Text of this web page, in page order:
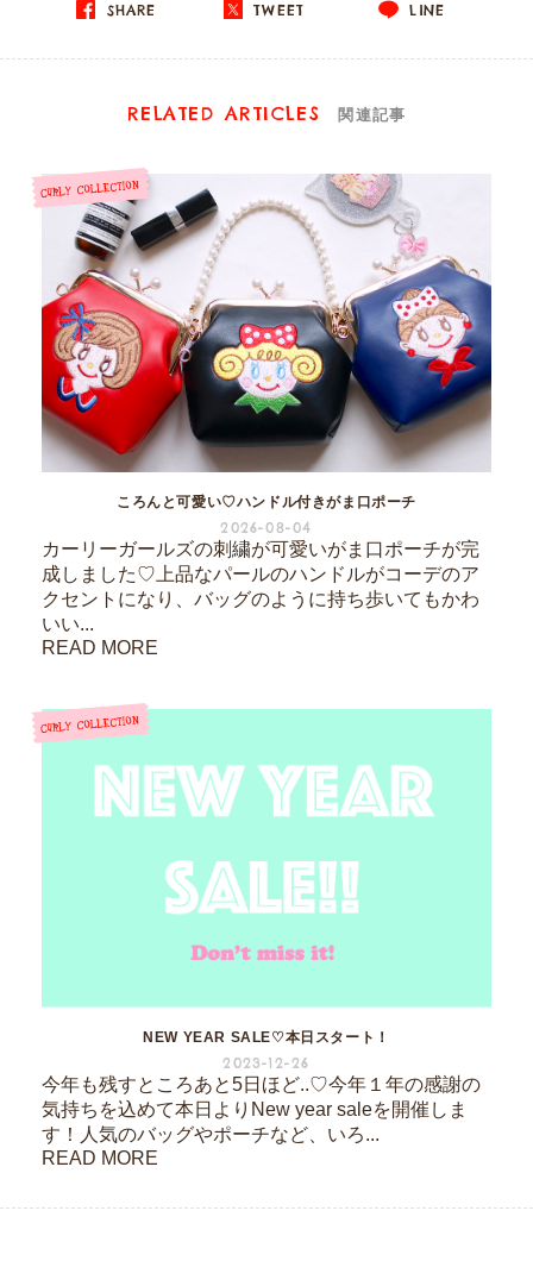
SHARE TWEET LINE
RELATED ARTICLES 関連記事
ころんと可愛い♡ハンドル付きがま口ポーチ
2026-08-04
カーリーガールズの刺繍が可愛いがま口ポーチが完
成しました♡上品なパールのハンドルがコーデのア
クセントになり、バッグのように持ち歩いてもかわ
いい...
READ MORE
NEW YEAR SALE♡本日スタート！
2023-12-26
今年も残すところあと5日ほど..♡今年１年の感謝の
気持ちを込めて本日よりNew year saleを開催しま
す！人気のバッグやポーチなど、いろ...
READ MORE